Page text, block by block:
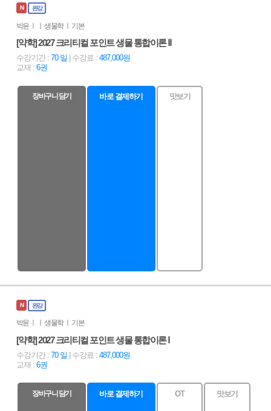
N 완강
박윤 ㅣ ㅣ 생물학 ㅣ 기본
[약학] 2027 크리티컬 포인트 생물 통합이론 Ⅱ
수강기간 : 70 일 | 수강료 : 487,000원
교재 : 6권
장바구니 담기 바로 결제하기 맛보기
N 완강
박윤 ㅣ ㅣ 생물학 ㅣ 기본
[약학] 2027 크리티컬 포인트 생물 통합이론 Ⅰ
수강기간 : 70 일 | 수강료 : 487,000원
교재 : 6권
장바구니 담기 바로 결제하기 OT 맛보기